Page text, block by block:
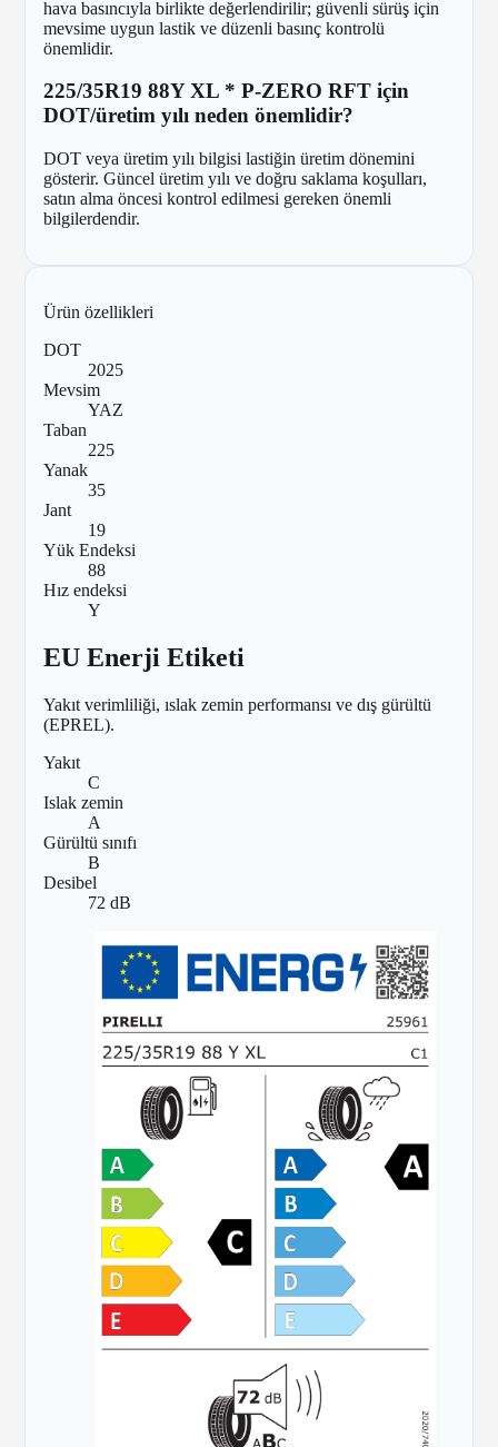
hava basıncıyla birlikte değerlendirilir; güvenli sürüş için
mevsime uygun lastik ve düzenli basınç kontrolü
önemlidir.
225/35R19 88Y XL * P-ZERO RFT için
DOT/üretim yılı neden önemlidir?
DOT veya üretim yılı bilgisi lastiğin üretim dönemini
gösterir. Güncel üretim yılı ve doğru saklama koşulları,
satın alma öncesi kontrol edilmesi gereken önemli
bilgilerdendir.
Ürün özellikleri
DOT
2025
Mevsim
YAZ
Taban
225
Yanak
35
Jant
19
Yük Endeksi
88
Hız endeksi
Y
EU Enerji Etiketi
Yakıt verimliliği, ıslak zemin performansı ve dış gürültü
(EPREL).
Yakıt
C
Islak zemin
A
Gürültü sınıfı
B
Desibel
72 dB